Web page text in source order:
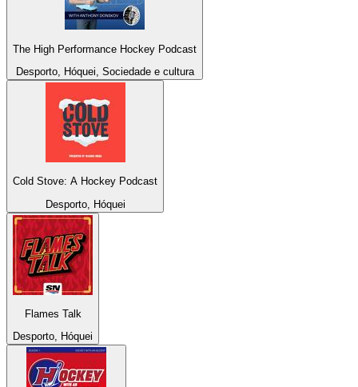
The High Performance Hockey Podcast
Desporto, Hóquei, Sociedade e cultura
Cold Stove: A Hockey Podcast
Desporto, Hóquei
Flames Talk
Desporto, Hóquei